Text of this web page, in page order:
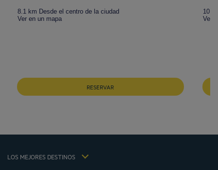
8.1 km Desde el centro de la ciudad
Ver en un mapa
RESERVAR
10.1
Ver
LOS MEJORES DESTINOS
Hoteles Braga
Hoteles Cracovia
Hoteles Portugal
Hôtels Saint-Malo
Avisos legales
Política de Datos Personales